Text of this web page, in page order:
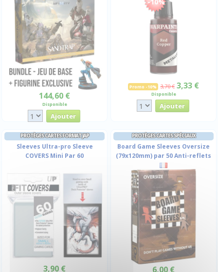
144,60 €
Disponible
-10%
Promo -10% 3,70 € 3,33 €
Disponible
PROTÈGES CARTES FORMAT JAP
Sleeves Ultra-pro Sleeve
COVERS Mini Par 60
3,90 €
PROTÈGES CARTES SPÉCIAUX
Board Game Sleeves Oversize
(79x120mm) par 50 Anti-reflets
6,00 €